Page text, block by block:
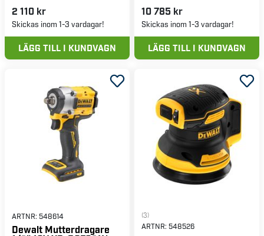
2 110 kr
Skickas inom 1-3 vardagar!
LÄGG TILL I KUNDVAGN
10 785 kr
Skickas inom 1-3 vardagar!
LÄGG TILL I KUNDVAGN
ARTNR: 548614
Dewalt Mutterdragare
(3)
ARTNR: 548526